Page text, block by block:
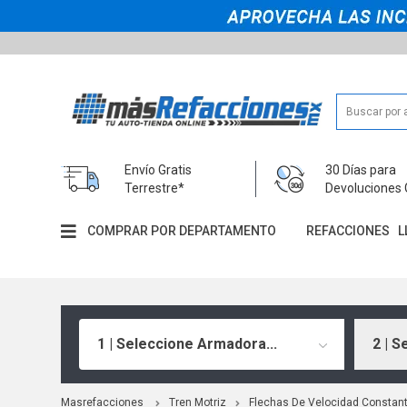
Envío Gratis
Terrestre*
30 Días para
Devoluciones
COMPRAR POR DEPARTAMENTO REFACCIONES
1 | Seleccione Armadora... 2 |
Masrefacciones Tren Motriz Flechas De Velocidad